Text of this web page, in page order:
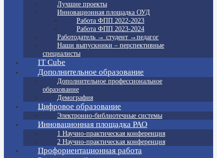
Лучшие проекты
Инновационная площадка ОУД
Работа ФПП 2022-2023
Работа ФПП 2023-2024
Работодатель → студент →педагог
Наши выпускники – перспективные
специалисты
IT Cube
Дополнительное образование
Дополнительное профессиональное
образование
Демография
Цифровое образование
Электронно-библиотечные системы
Инновационная площадка РАО
1 Научно-практическая конференция
2 Научно-практическая конференция
Профориентационная работа